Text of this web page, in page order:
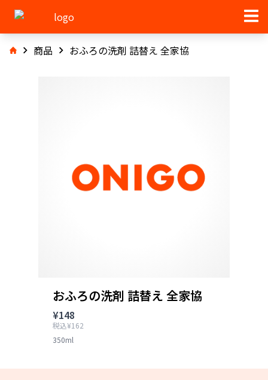
商品 おふろの洗剤 詰替え 全家協
おふろの洗剤 詰替え 全家協
¥148
税込¥162
350ml